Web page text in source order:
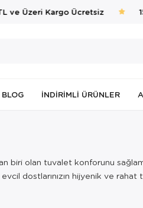
ve Üzeri Kargo Ücretsiz
BLOG İNDIRIMLI ÜRÜNLER
biri olan tuvalet konforunu
dostlarınızın hijyenik ve